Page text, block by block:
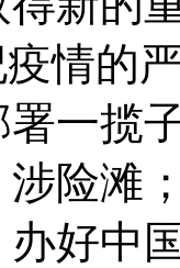
情的
署一
险滩
好中